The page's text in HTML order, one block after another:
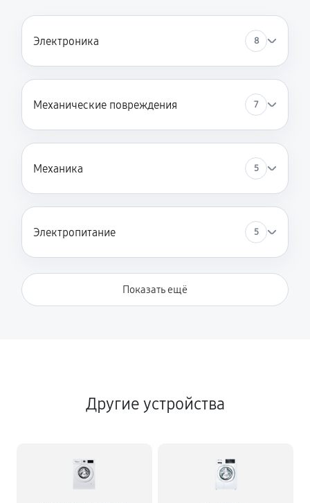
SPIRIT TOPLINE 8010
1580 руб
Замена заливного клапана
Электроника 8
Механические повреждения 7
Механика 5
Электропитание 5
Показать ещё
Другие устройства